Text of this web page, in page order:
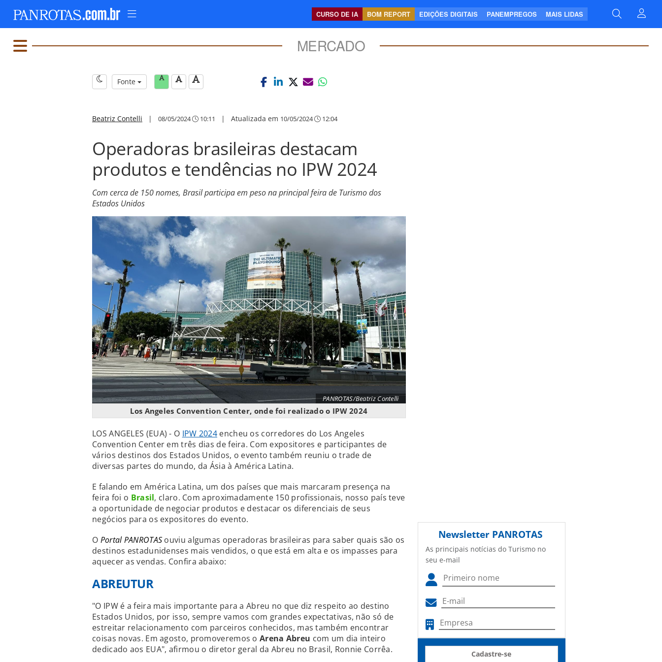
CURSO DE IA BOM REPORT EDIÇÕES DIGITAIS PANEMPREGOS MAIS LIDAS
MERCADO
Fonte
Beatriz Contelli | 08/05/2024 10:11 | Atualizada em 10/05/2024 12:04
Operadoras brasileiras destacam
produtos e tendências no IPW 2024
Com cerca de 150 nomes, Brasil participa em peso na principal feira de Turismo dos
Estados Unidos
PANROTAS/Beatriz Contelli
Los Angeles Convention Center, onde foi realizado o IPW 2024
LOS ANGELES (EUA) - O IPW 2024 encheu os corredores do Los Angeles
Convention Center em três dias de feira. Com expositores e participantes de
vários destinos dos Estados Unidos, o evento também reuniu o trade de
diversas partes do mundo, da Ásia à América Latina.
E falando em América Latina, um dos países que mais marcaram presença na
feira foi o Brasil, claro. Com aproximadamente 150 profissionais, nosso país teve
a oportunidade de negociar produtos e destacar os diferenciais de seus
negócios para os expositores do evento.
O Portal PANROTAS ouviu algumas operadoras brasileiras para saber quais são os
destinos estadunidenses mais vendidos, o que está em alta e os impasses para
aquecer as vendas. Confira abaixo:
ABREUTUR
"O IPW é a feira mais importante para a Abreu no que diz respeito ao destino
Estados Unidos, por isso, sempre vamos com grandes expectativas, não só de
estreitar relacionamento com parceiros conhecidos, mas também encontrar
coisas novas. Em agosto, promoveremos o Arena Abreu com um dia inteiro
dedicado aos EUA", afirmou o diretor geral da Abreu no Brasil, Ronnie Corrêa.
Newsletter PANROTAS
As principais notícias do Turismo no
seu e-mail
Cadastre-se